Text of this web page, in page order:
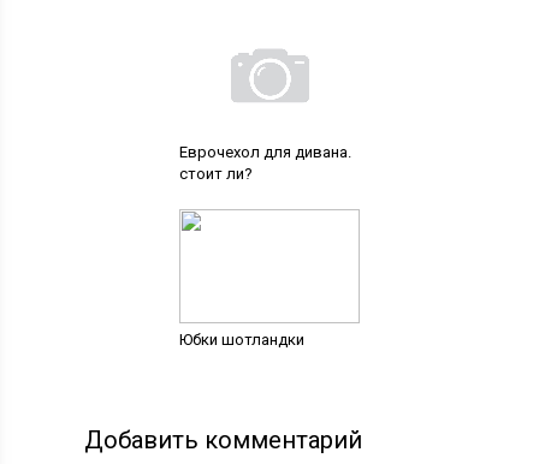
Еврочехол для дивана.
стоит ли?
Юбки шотландки
Добавить комментарий